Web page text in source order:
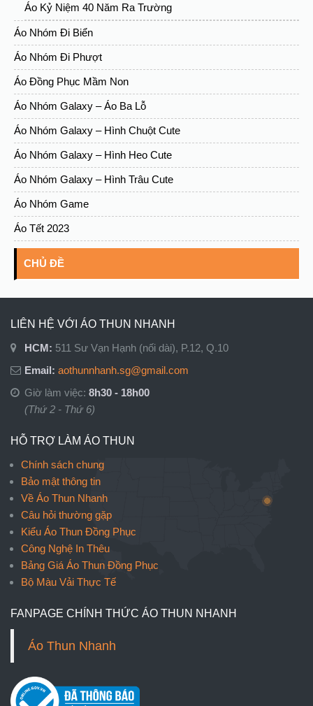
Áo Kỷ Niệm 40 Năm Ra Trường
Áo Nhóm Đi Biển
Áo Nhóm Đi Phượt
Áo Đồng Phục Mầm Non
Áo Nhóm Galaxy – Áo Ba Lỗ
Áo Nhóm Galaxy – Hình Chuột Cute
Áo Nhóm Galaxy – Hình Heo Cute
Áo Nhóm Galaxy – Hình Trâu Cute
Áo Nhóm Game
Áo Tết 2023
CHỦ ĐỀ
LIÊN HỆ VỚI ÁO THUN NHANH
HCM: 511 Sư Vạn Hạnh (nối dài), P.12, Q.10
Email: aothunnhanh.sg@gmail.com
Giờ làm việc: 8h30 - 18h00
(Thứ 2 - Thứ 6)
HỖ TRỢ LÀM ÁO THUN
Chính sách chung
Bảo mật thông tin
Về Áo Thun Nhanh
Câu hỏi thường gặp
Kiểu Áo Thun Đồng Phục
Công Nghệ In Thêu
Bảng Giá Áo Thun Đồng Phục
Bộ Màu Vải Thực Tế
FANPAGE CHÍNH THỨC ÁO THUN NHANH
Áo Thun Nhanh